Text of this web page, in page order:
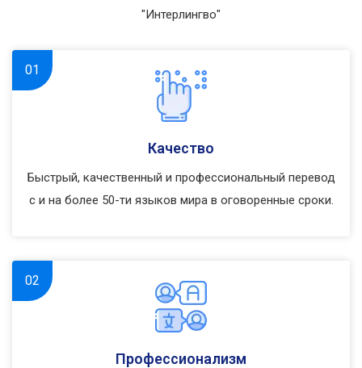
"Интерлингво"
01
Качество
Быстрый, качественный и профессиональный перевод
с и на более 50-ти языков мира в оговоренные сроки.
02
Профессионализм